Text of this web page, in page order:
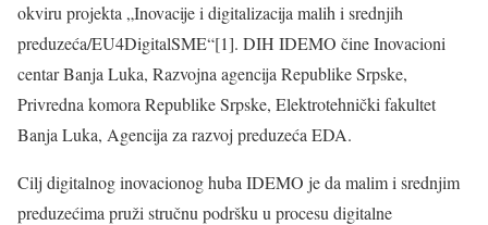
okviru projekta „Inovacije i digitalizacija malih i srednjih
preduzeća/EU4DigitalSME“[1]. DIH IDEMO čine Inovacioni
centar Banja Luka, Razvojna agencija Republike Srpske,
Privredna komora Republike Srpske, Elektrotehnički fakultet
Banja Luka, Agencija za razvoj preduzeća EDA.
Cilj digitalnog inovacionog huba IDEMO je da malim i srednjim
preduzećima pruži stručnu podršku u procesu digitalne